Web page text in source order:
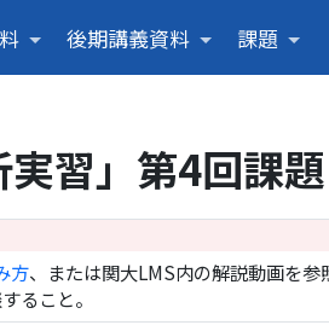
後期講義資料 課題
実習」第4回課題
方、または関大LMS内の解説動画を参
ること。